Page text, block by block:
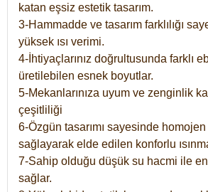
katan eşsiz estetik tasarım.
3-Hammadde ve tasarım farklılığı
yüksek ısı verimi.
4-İhtiyaçlarınız doğrultusunda farklı
üretilebilen esnek boyutlar.
5-Mekanlarınıza uyum ve zenginlik
çeşitliliği
6-Özgün tasarımı sayesinde homojen
sağlayarak elde edilen konforlu
7-Sahip olduğu düşük su hacmi ile
sağlar.